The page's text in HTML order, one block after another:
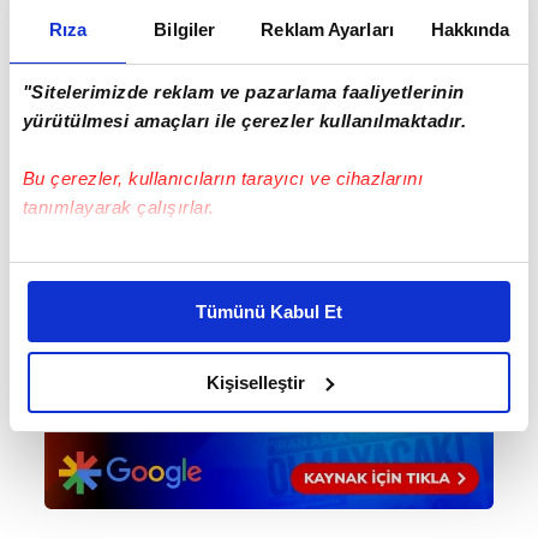
Rıza Bilgiler Reklam Ayarları Hakkında
"Sitelerimizde reklam ve pazarlama faaliyetlerinin
yürütülmesi amaçları ile çerezler kullanılmaktadır.
Bu çerezler, kullanıcıların tarayıcı ve cihazlarını
tanımlayarak çalışırlar.
Bu çerezlere izin vermeniz halinde sizlere özel
daha iyi reklam deneyimi yaşatabiliriz. Bunu yaparken
amacımızın size daha iyi bir reklam deneyimi sunmak
olduğunu ve sizlere en iyi içerikleri sunabilmek adına
elimizden gelen çabayı gösterdiğimizi ve bu noktada,
reklamların maliyetlerimizi karşılamak noktasında tek gelir
kalemimiz olduğunu sizlere hatırlatmak isteriz.
Tümünü Kabul Et
Kişiselleştir